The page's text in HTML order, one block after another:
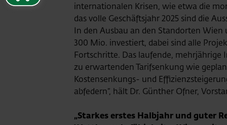
internationalen Krisen, wie etwa die
das volle Geschäftsjahr 2025 sind die
In den Ausbau an den Standorten
300 Mio. investiert, dabei sind alle
Fortschritte. Das laufende,
zu erwartenden Tarifsenkung wie
Kostensenkungs- und
abfedern“, hält Dr. Günther Ofner,
„Starkes erstes Halbjahr und guter